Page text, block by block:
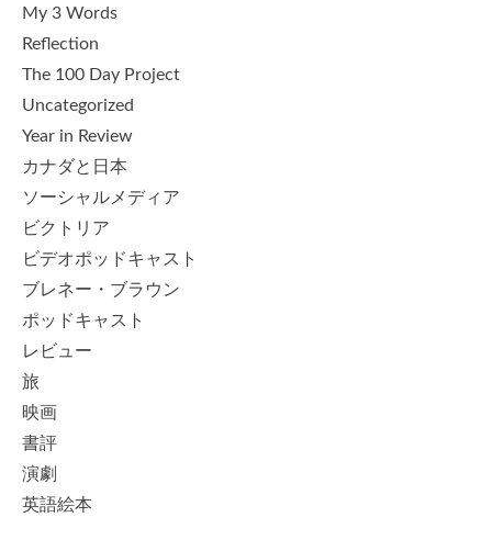
My 3 Words
Reflection
The 100 Day Project
Uncategorized
Year in Review
カナダと日本
ソーシャルメディア
ビクトリア
ビデオポッドキャスト
ブレネー・ブラウン
ポッドキャスト
レビュー
旅
映画
書評
演劇
英語絵本